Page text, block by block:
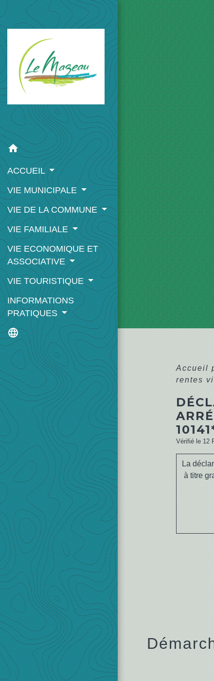
home
ACCUEIL
VIE MUNICIPALE
VIE DE LA COMMUNE
VIE FAMILIALE
VIE ECONOMIQUE ET
ASSOCIATIVE
VIE TOURISTIQUE
INFORMATIONS
PRATIQUES
language
Accueil
rentes
Vérifié le 12
La
à titre